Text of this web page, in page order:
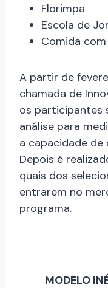
Florimpa
Escola de
Comida
A partir de
chamada de
os participantes
análise para
a capacidade
Depois é
quais dos
entrarem no
programa.
MODELO